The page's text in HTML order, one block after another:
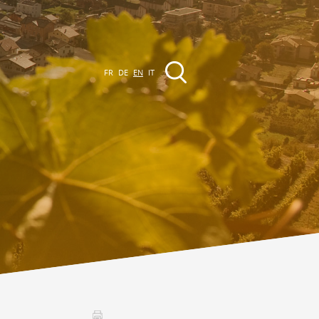
EVENTS
The region
Promenades
All events
Club Vinum Montis
Assemblées générales & Statuts
FR DE EN IT